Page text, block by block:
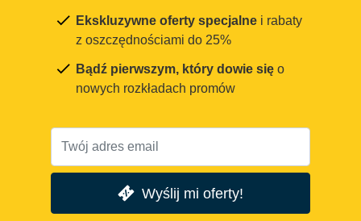
Ekskluzywne oferty specjalne i rabaty
z oszczędnościami do 25%
Bądź pierwszym, który dowie się o
nowych rozkładach promów
Wyślij mi oferty!